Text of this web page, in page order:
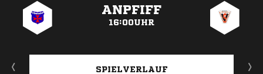
ANPFIFF
16:00UHR
SPIELVERLAUF